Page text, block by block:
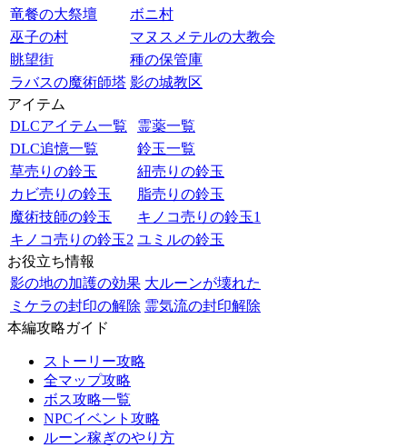
竜餐の大祭壇
ボニ村
巫子の村
マヌスメテルの大教会
眺望街
種の保管庫
ラバスの魔術師塔 影の城教区
アイテム
DLCアイテム一覧
霊薬一覧
DLC追憶一覧
鈴玉一覧
草売りの鈴玉
紐売りの鈴玉
カビ売りの鈴玉
脂売りの鈴玉
魔術技師の鈴玉
キノコ売りの鈴玉1
キノコ売りの鈴玉2 ユミルの鈴玉
お役立ち情報
影の地の加護の効果 大ルーンが壊れた
ミケラの封印の解除 霊気流の封印解除
本編攻略ガイド
ストーリー攻略
全マップ攻略
ボス攻略一覧
NPCイベント攻略
ルーン稼ぎのやり方